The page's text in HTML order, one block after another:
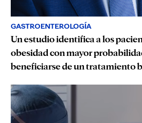
GASTROENTEROLOGÍA
Un estudio identifica a los
obesidad con mayor
beneficiarse de un tratamiento